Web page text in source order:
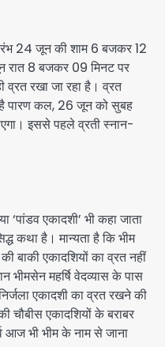
24 जून की शाम 6 बजकर 12
8 बजकर 09 मिनट पर
रखा जा रहा है। व्रत
पारण कल, 26 जून को सुबह
इससे पहले व्रती स्नान-
‘पांडव एकादशी’ भी कहा जाता
कथा है। मान्यता है कि भीम
बाकी एकादशियों का व्रत नहीं
भीमसेन महर्षि वेदव्यास के पास
एकादशी का व्रत रखने की
चौबीस एकादशियों के बराबर
आज भी भीम के नाम से जाना